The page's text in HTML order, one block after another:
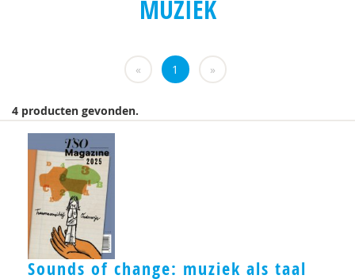
MUZIEK
« 1 »
4 producten gevonden.
Sounds of change: muziek als taal